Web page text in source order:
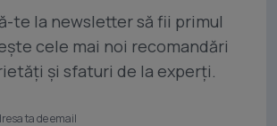
te la newsletter să fii primul
cele mai noi recomandări
și sfaturi de la experți.